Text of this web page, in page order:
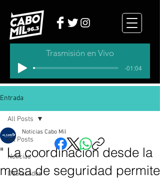
Trasmisión en Vivo
-01:04
Entrada
All Posts
Noticias
Destacados
All Posts
" La coordinación desde la
mesa de seguridad permite
Noticias Cabo Mil